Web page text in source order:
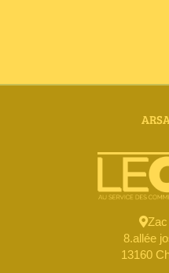
8.allée
13160